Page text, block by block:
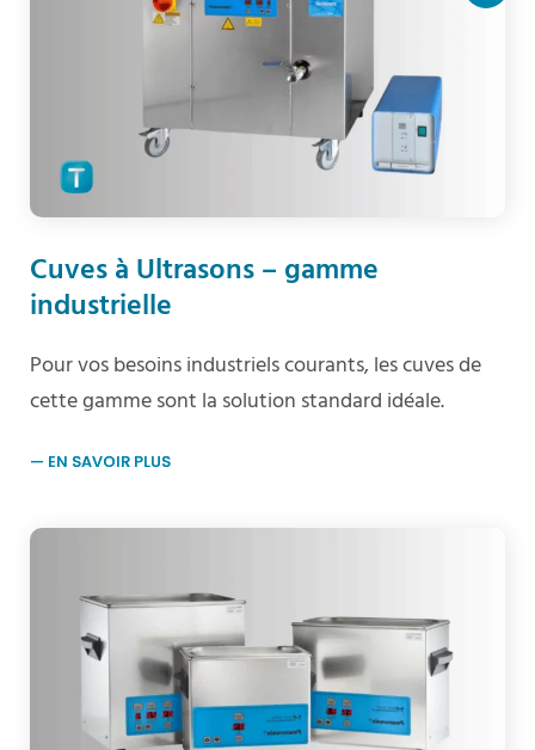
Cuves à Ultrasons – gamme
industrielle
Pour vos besoins industriels courants, les cuves de
cette gamme sont la solution standard idéale.